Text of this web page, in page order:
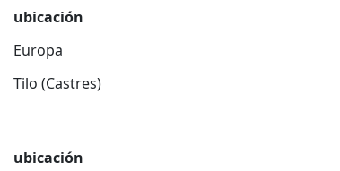
ubicación
Europa
Tilo (Castres)
ubicación